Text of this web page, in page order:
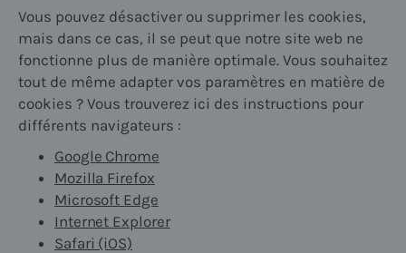
Vous pouvez désactiver ou supprimer les cookies,
mais dans ce cas, il se peut que notre site web ne
fonctionne plus de manière optimale. Vous souhaitez
tout de même adapter vos paramètres en matière de
cookies ? Vous trouverez ici des instructions pour
différents navigateurs :
Google Chrome
Mozilla Firefox
Microsoft Edge
Internet Explorer
Safari (iOS)